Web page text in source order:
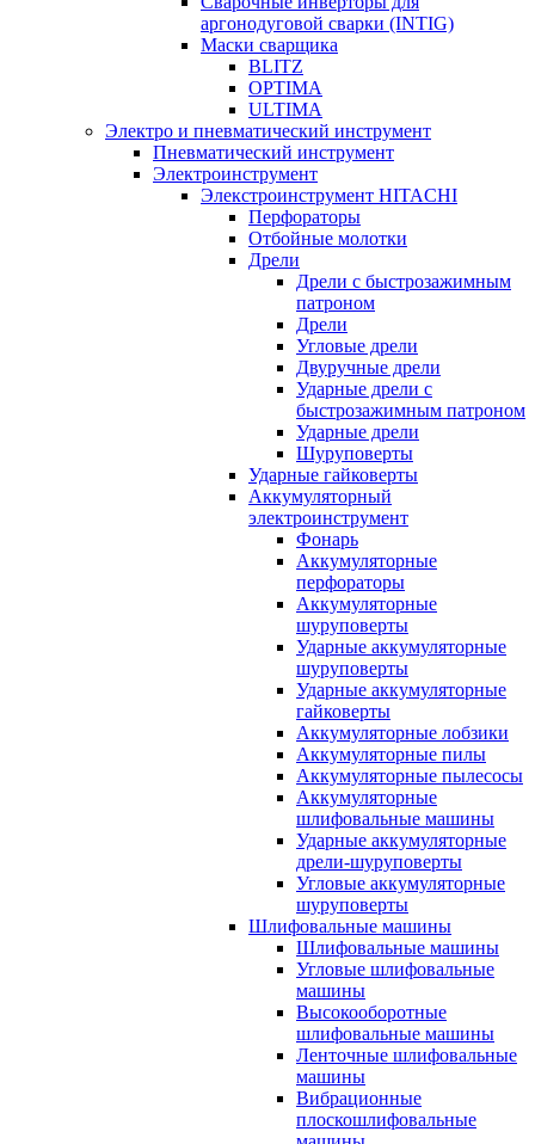
аргонодуговой сварки (INTIG)
Маски сварщика
BLITZ
OPTIMA
ULTIMA
Электро и пневматический инструмент
Пневматический инструмент
Электроинструмент
Элекстроинструмент HITACHI
Перфораторы
Отбойные молотки
Дрели
Дрели с быстрозажимным
патроном
Дрели
Угловые дрели
Двуручные дрели
Ударные дрели с
быстрозажимным патроном
Ударные дрели
Шуруповерты
Ударные гайковерты
Аккумуляторный
электроинструмент
Фонарь
Аккумуляторные
перфораторы
Аккумуляторные
шуруповерты
Ударные аккумуляторные
шуруповерты
Ударные аккумуляторные
гайковерты
Аккумуляторные лобзики
Аккумуляторные пилы
Аккумуляторные пылесосы
Аккумуляторные
шлифовальные машины
Ударные аккумуляторные
дрели-шуруповерты
Угловые аккумуляторные
шуруповерты
Шлифовальные машины
Шлифовальные машины
Угловые шлифовальные
машины
Высокооборотные
шлифовальные машины
Ленточные шлифовальные
машины
Вибрационные
плоскошлифовальные